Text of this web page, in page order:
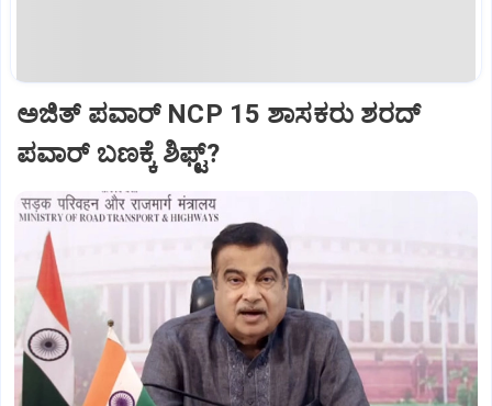
ಅಜಿತ್‌ ಪವಾರ್‌ NCP 15 ಶಾಸಕರು ಶರದ್‌
ಪವಾರ್‌ ಬಣಕ್ಕೆ ಶಿಫ್ಟ್?